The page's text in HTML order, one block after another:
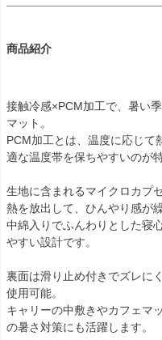
商品紹介
接触冷感×PCM加工で、暑い
マット。
PCM加工とは、温度に応じて
適な温度帯を保ちやすいのが
生地に含まれるマイクロカプ
熱を放出して、ひんやり感が
中綿入りでふんわりとした寝
やすい設計です。
裏面は滑り止め付きでズレに
使用可能。
キャリーの中敷きやカフェマ
の暑さ対策にも活躍します。